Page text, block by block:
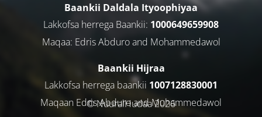
Baankii Daldala Ityoophiyaa
Lakkofsa herrega Baankii: 1000649659908
Maqaa: Edris Abduro and Mohammedawol
Baankii Hijraa
Lakkofsa herrega baankii 1007128830001
Maqaan Edris Abduro and Muhammedawol
© NuuralHudaa 2026